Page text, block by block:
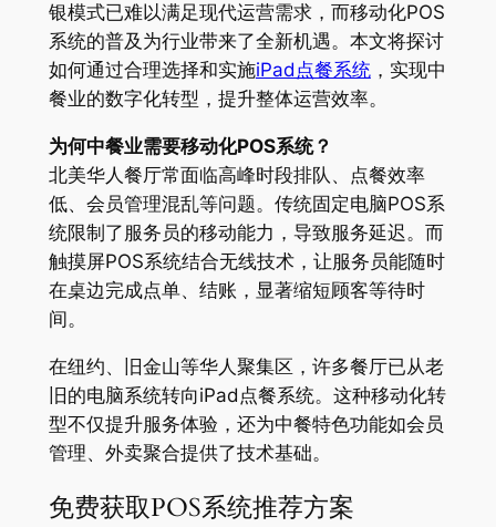
银模式已难以满足现代运营需求，而移动化POS
系统的普及为行业带来了全新机遇。本文将探讨
如何通过合理选择和实施iPad点餐系统，实现中
餐业的数字化转型，提升整体运营效率。
为何中餐业需要移动化POS系统？
北美华人餐厅常面临高峰时段排队、点餐效率
低、会员管理混乱等问题。传统固定电脑POS系
统限制了服务员的移动能力，导致服务延迟。而
触摸屏POS系统结合无线技术，让服务员能随时
在桌边完成点单、结账，显著缩短顾客等待时
间。
在纽约、旧金山等华人聚集区，许多餐厅已从老
旧的电脑系统转向iPad点餐系统。这种移动化转
型不仅提升服务体验，还为中餐特色功能如会员
管理、外卖聚合提供了技术基础。
免费获取POS系统推荐方案